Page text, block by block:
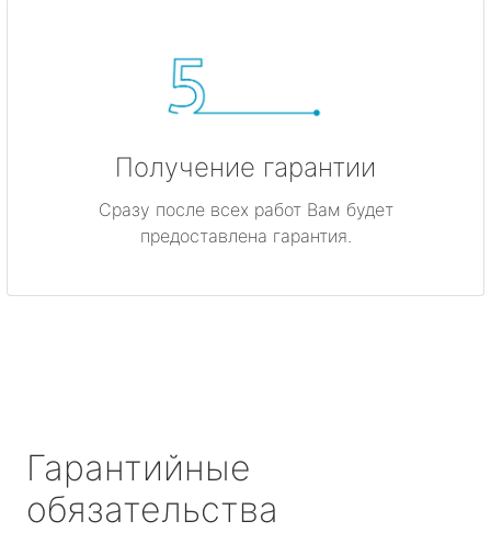
Получение гарантии
Сразу после всех работ Вам будет
предоставлена гарантия.
Гарантийные
обязательства